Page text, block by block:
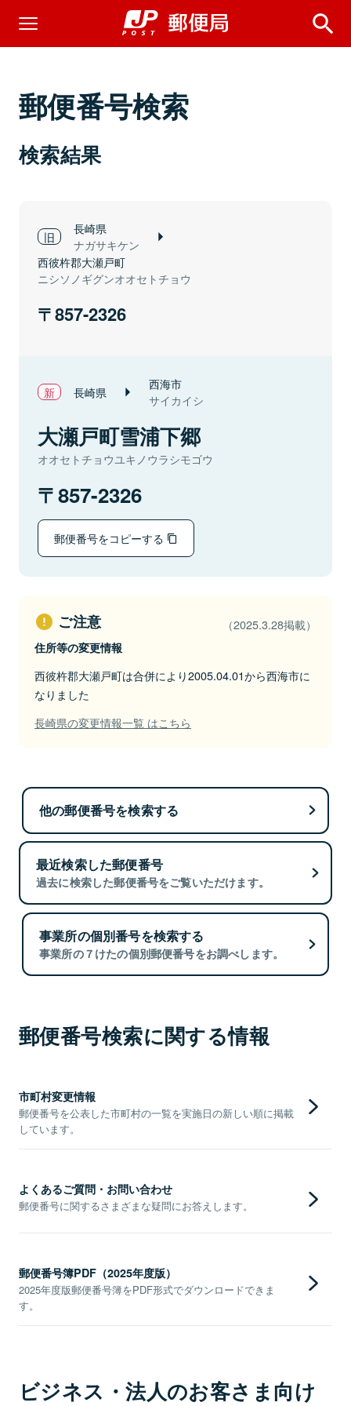
郵便番号検索
検索結果
長崎県
ナガサキケン
西彼杵郡大瀬戸町
ニシソノギグンオオセトチョウ
857-2326
長崎県 西海市
サイカイシ
大瀬戸町雪浦下郷
オオセトチョウユキノウラシモゴウ
857-2326
郵便番号をコピーする
ご注意 （2025.3.28掲載）
住所等の変更情報
西彼杵郡大瀬戸町は合併により2005.04.01から西海市に
なりました
長崎県の変更情報一覧 はこちら
他の郵便番号を検索する
最近検索した郵便番号
過去に検索した郵便番号をご覧いただけます。
事業所の個別番号を検索する
事業所の７けたの個別郵便番号をお調べします。
郵便番号検索に関する情報
市町村変更情報
郵便番号を公表した市町村の一覧を実施日の新しい順に掲載
しています。
よくあるご質問・お問い合わせ
郵便番号に関するさまざまな疑問にお答えします。
郵便番号簿PDF（2025年度版）
2025年度版郵便番号簿をPDF形式でダウンロードできま
す。
ビジネス・法人のお客さま向け